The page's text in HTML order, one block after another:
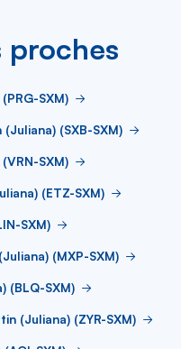
proches
SXM)
(SXB-SXM)
SXM)
(ETZ-SXM)
SXM)
(MXP-SXM)
(BLQ-SXM)
(Juliana) (ZYR-SXM)